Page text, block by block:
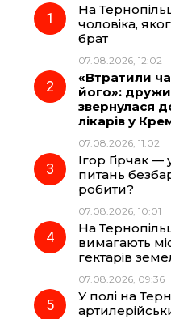
e
o
k
e
r
m
На
чоловіка,
брат
07.08.2026, 12:02
«Втратили
його»:
звернулася
лікарів у
07.08.2026, 11:02
Ігор Гірчак
питань
робити?
07.08.2026, 10:01
На
вимагають
гектарів
07.08.2026, 09:36
У полі на